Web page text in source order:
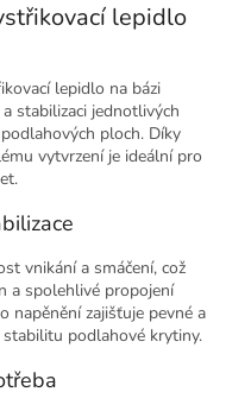
lepidlo
lepidlo na bázi
stabilizaci jednotlivých
ploch. Díky
vytvrzení je ideální pro
vnikání a smáčení, což
a spolehlivé propojení
napěnění zajišťuje pevné a
podlahové krytiny.